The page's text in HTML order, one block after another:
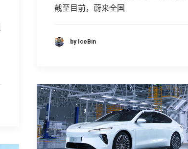
截至目前，蔚来全国
by IceBin